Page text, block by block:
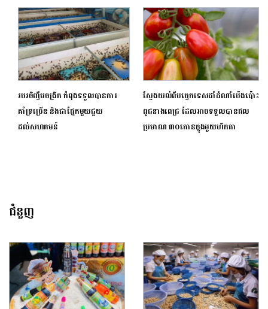
របរចិញ្ចឹមចង្រិត កំពុងទទួលបានការ
គាំទ្រច្រើន និងជាផ្នែកមួយជួយ
ដល់សហគមន៍
ស្វែងយល់ពីបច្ចេកទេសដាំដំណាំប៉េងប៉ោះ
ពូជនាងពេជ្រ ដែលអាចទទួលបានផល
ប្រមាណ ៣០តោនក្នុងមួយហិកតា
ជំនួញ